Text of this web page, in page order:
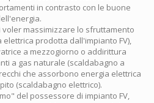
in contrasto con le buone
massimizzare lo sfruttamento
prodotta dall'impianto FV),
a mezzogiorno o addirittura
a gas naturale (scaldabagno a
che assorbono energia elettrica
(scaldabagno elettrico).
del possessore di impianto FV,